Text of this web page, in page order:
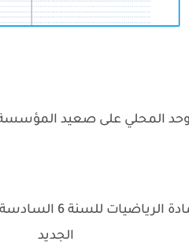
المحلي على صعيد
الامتحان
الجديد